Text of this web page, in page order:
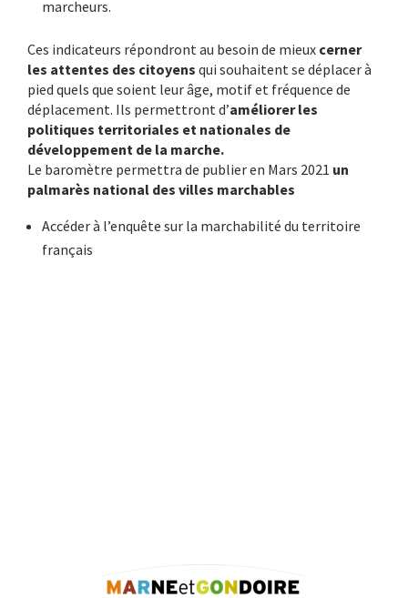
marcheurs.
Ces indicateurs répondront au besoin de mieux cerner
les attentes des citoyens qui souhaitent se déplacer à
pied quels que soient leur âge, motif et fréquence de
déplacement. Ils permettront d’améliorer les
politiques territoriales et nationales de
développement de la marche.
Le baromètre permettra de publier en Mars 2021 un
palmarès national des villes marchables
Accéder à l’enquête sur la marchabilité du territoire
français